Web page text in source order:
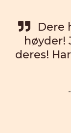
Dere
høyder!
deres!